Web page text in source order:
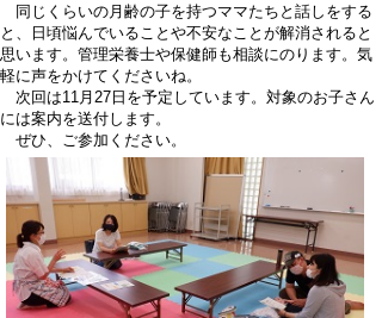
同じくらいの月齢の子を持つママたちと話しをする
と、日頃悩んでいることや不安なことが解消されると
思います。管理栄養士や保健師も相談にのります。気
軽に声をかけてくださいね。
次回は11月27日を予定しています。対象のお子さん
には案内を送付します。
ぜひ、ご参加ください。